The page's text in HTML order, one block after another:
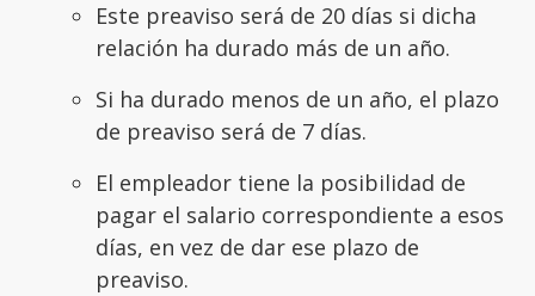
Este preaviso será de 20 días si dicha
relación ha durado más de un año.
Si ha durado menos de un año, el plazo
de preaviso será de 7 días.
El empleador tiene la posibilidad de
pagar el salario correspondiente a esos
días, en vez de dar ese plazo de
preaviso.